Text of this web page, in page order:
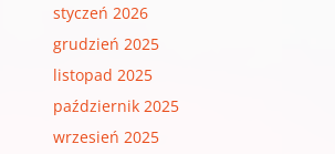
styczeń 2026
grudzień 2025
listopad 2025
październik 2025
wrzesień 2025